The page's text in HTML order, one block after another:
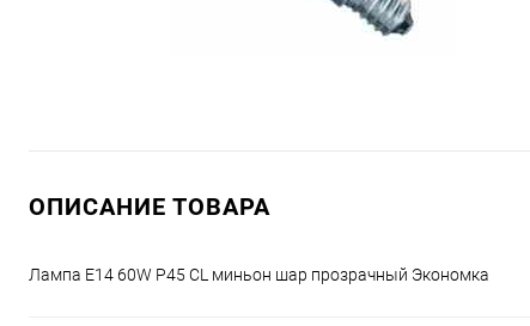
ОПИСАНИЕ ТОВАРА
Лампа E14 60W P45 CL миньон шар прозрачный Экономка